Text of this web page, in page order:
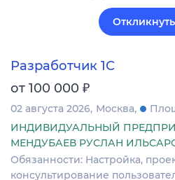
Разработчик 1С
от 100 000 ₽
02 августа 2026 Москва
ИНДИВИДУАЛЬНЫЙ
МЕНДУБАЕВ РУСЛАН
Обязанности: Настройка,
консультирование